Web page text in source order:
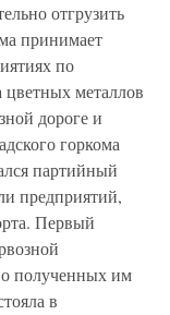
отгрузить
принимает
по
металлов
дороге и
горкома
партийный
предприятий,
Первый
полученных им
в